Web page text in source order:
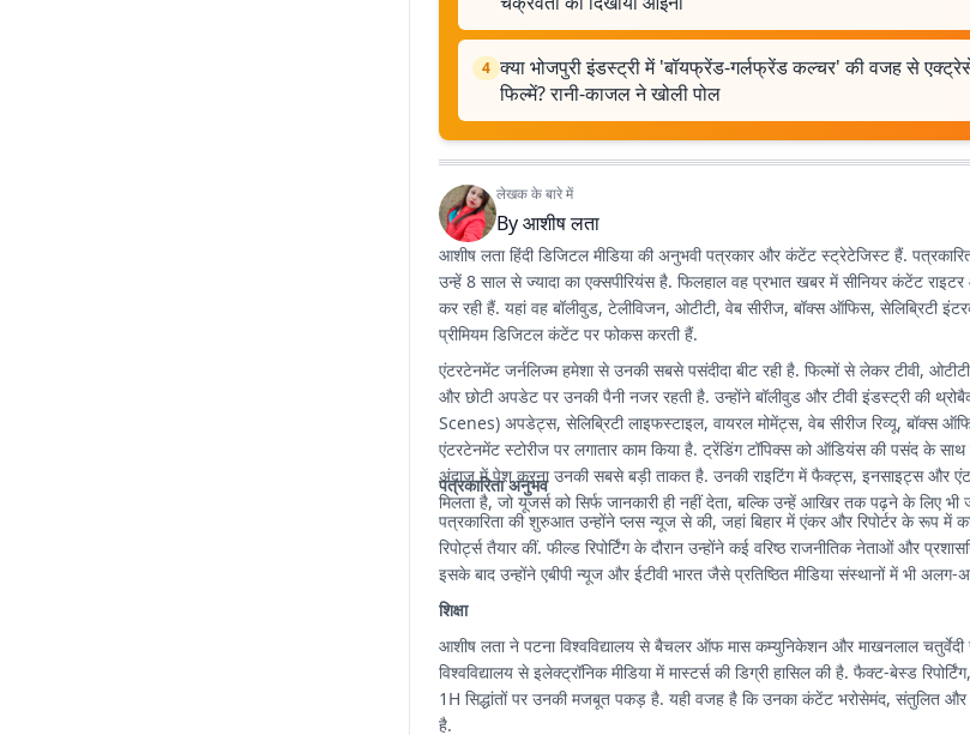
4 क्या भोजपुरी इंडस्ट्री में 'बॉयफ्रेंड-गर्लफ्रेंड कल्चर' की वजह से
फिल्में? रानी-काजल ने खोली पोल
लेखक के बारे में
Byआशीष लता
आशीष लता हिंदी डिजिटल मीडिया की अनुभवी पत्रकार और कंटेंट स्ट्रेटेजिस्ट हैं.
उन्हें 8 साल से ज्यादा का एक्सपीरियंस है. फिलहाल वह प्रभात खबर में सीनियर कंटेंट
कर रही हैं. यहां वह बॉलीवुड, टेलीविजन, ओटीटी, वेब सीरीज, बॉक्स ऑफिस, सेलिब्रिटी
प्रीमियम डिजिटल कंटेंट पर फोकस करती हैं.
एंटरटेनमेंट जर्नलिज्म हमेशा से उनकी सबसे पसंदीदा बीट रही है. फिल्मों से लेकर टीवी,
और छोटी अपडेट पर उनकी पैनी नजर रहती है. उन्होंने बॉलीवुड और टीवी इंडस्ट्री की
Scenes) अपडेट्स, सेलिब्रिटी लाइफस्टाइल, वायरल मोमेंट्स, वेब सीरीज रिव्यू, बॉक्स
एंटरटेनमेंट स्टोरीज पर लगातार काम किया है. ट्रेंडिंग टॉपिक्स को ऑडियंस की पसंद के
अंदाज में पेश करना उनकी सबसे बड़ी ताकत है. उनकी राइटिंग में फैक्ट्स, इनसाइट्स और
मिलता है, जो यूजर्स को सिर्फ जानकारी ही नहीं देता, बल्कि उन्हें आखिर तक पढ़ने के लिए भी
पत्रकारिता अनुभव
पत्रकारिता की शुरुआत उन्होंने प्लस न्यूज से की, जहां बिहार में एंकर और रिपोर्टर के रूप में
रिपोर्ट्स तैयार कीं. फील्ड रिपोर्टिंग के दौरान उन्होंने कई वरिष्ठ राजनीतिक नेताओं और
इसके बाद उन्होंने एबीपी न्यूज और ईटीवी भारत जैसे प्रतिष्ठित मीडिया संस्थानों में भी
शिक्षा
आशीष लता ने पटना विश्वविद्यालय से बैचलर ऑफ मास कम्युनिकेशन और माखनलाल चतुर्वेदी
विश्वविद्यालय से इलेक्ट्रॉनिक मीडिया में मास्टर्स की डिग्री हासिल की है. फैक्ट-बेस्ड
1H सिद्धांतों पर उनकी मजबूत पकड़ है. यही वजह है कि उनका कंटेंट भरोसेमंद, संतुलित और
है.